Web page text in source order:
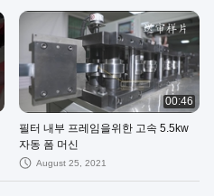
00:46
필터 내부 프레임을위한 고속 5.5kw
자동 폼 머신
August 25, 2021